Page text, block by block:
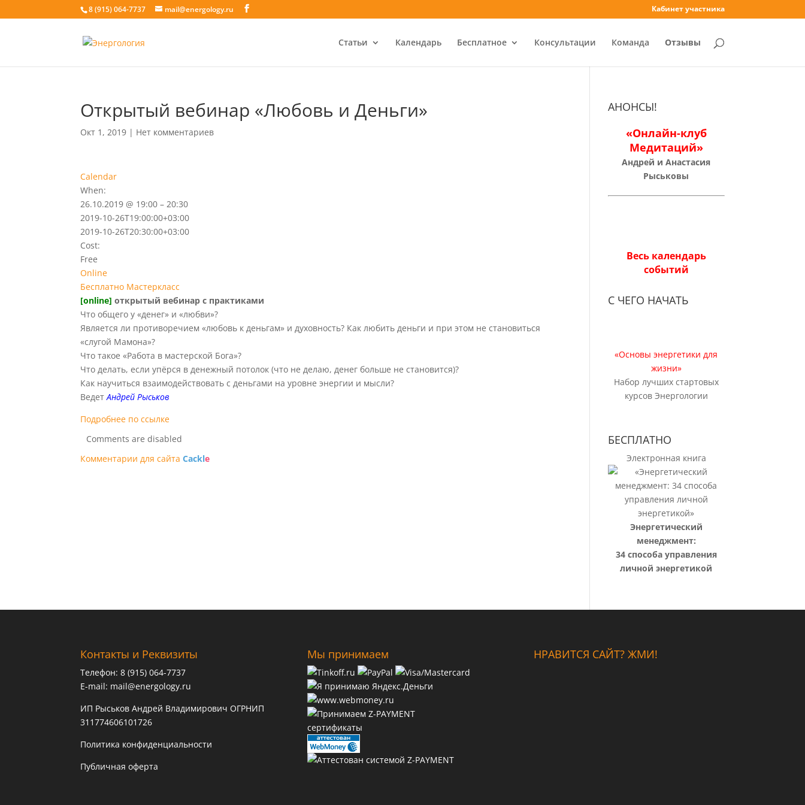
8 (915) 064-7737 mail@energology.ru Кабинет участника
Статьи Календарь Бесплатное Консультации Команда Отзывы
Открытый вебинар «Любовь и Деньги»
Окт 1, 2019 | Нет комментариев
Calendar
When:
26.10.2019 @ 19:00 – 20:30
2019-10-26T19:00:00+03:00
2019-10-26T20:30:00+03:00
Cost:
Free
Online
Бесплатно Мастеркласс
[online] открытый вебинар с практиками
Что общего у «денег» и «любви»?
Является ли противоречием «любовь к деньгам» и духовность? Как любить деньги и при этом не становиться
«слугой Мамона»?
Что такое «Работа в мастерской Бога»?
Что делать, если упёрся в денежный потолок (что не делаю, денег больше не становится)?
Как научиться взаимодействовать с деньгами на уровне энергии и мысли?
ВедетАндрей Рыськов
Подробнее по ссылке
Comments are disabled
Комментарии для сайтаCackle
АНОНСЫ!
«Онлайн-клуб
Медитаций»
Андрей и Анастасия
Рыськовы
Весь календарь
событий
С ЧЕГО НАЧАТЬ
«Основы энергетики для
жизни»
Набор лучших стартовых
курсов Энергологии
БЕСПЛАТНО
Электронная книга
Энергетический
менеджмент:
34 способа управления
личной энергетикой
Контакты и Реквизиты
Телефон: 8 (915) 064-7737
E-mail: mail@energology.ru
ИП Рыськов Андрей Владимирович ОГРНИП
311774606101726
Политика конфиденциальности
Публичная оферта
Мы принимаем
сертификаты
НРАВИТСЯ САЙТ? ЖМИ!